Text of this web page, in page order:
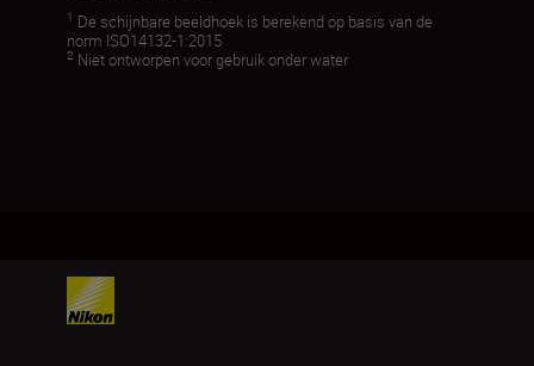
1 De schijnbare beeldhoek is berekend op basis van de
norm ISO14132-1:2015
2 Niet ontworpen voor gebruik onder water